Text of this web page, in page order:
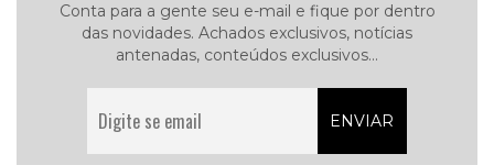
Conta para a gente seu e-mail e fique por dentro
das novidades. Achados exclusivos, notícias
antenadas, conteúdos exclusivos...